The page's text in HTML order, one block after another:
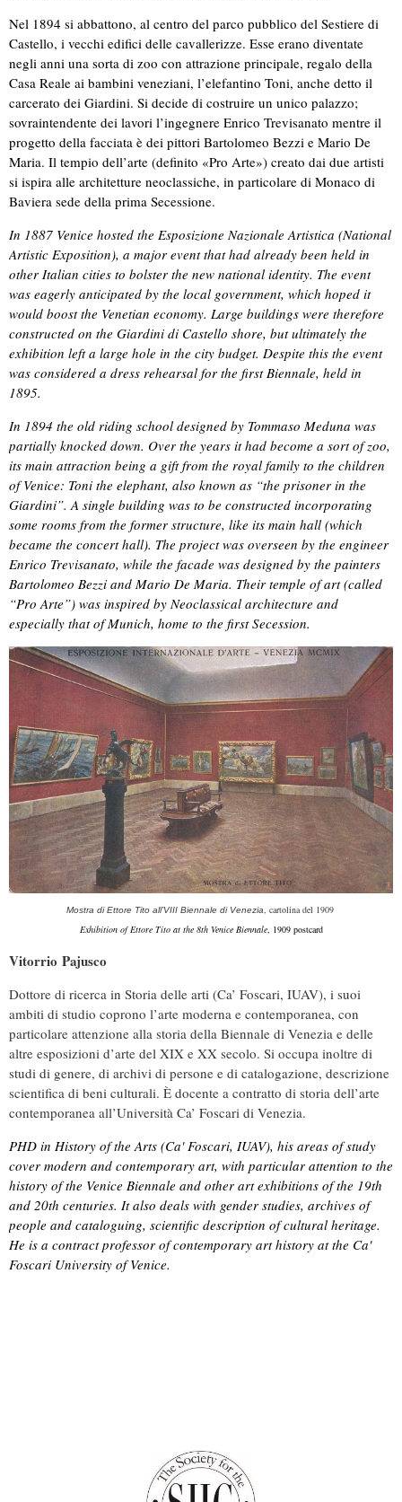
Nel 1894 si abbattono, al centro del parco pubblico del Sestiere di
Castello, i vecchi edifici delle cavallerizze. Esse erano diventate
negli anni una sorta di zoo con attrazione principale, regalo della
Casa Reale ai bambini veneziani, l’elefantino Toni, anche detto il
carcerato dei Giardini. Si decide di costruire un unico palazzo;
sovraintendente dei lavori l’ingegnere Enrico Trevisanato mentre il
progetto della facciata è dei pittori Bartolomeo Bezzi e Mario De
Maria. Il tempio dell’arte (definito «Pro Arte») creato dai due artisti
si ispira alle architetture neoclassiche, in particolare di Monaco di
Baviera sede della prima Secessione.
In 1887 Venice hosted the Esposizione Nazionale Artistica (National
Artistic Exposition), a major event that had already been held in
other Italian cities to bolster the new national identity. The event
was eagerly anticipated by the local government, which hoped it
would boost the Venetian economy. Large buildings were therefore
constructed on the Giardini di Castello shore, but ultimately the
exhibition left a large hole in the city budget. Despite this the event
was considered a dress rehearsal for the first Biennale, held in
1895.
In 1894 the old riding school designed by Tommaso Meduna was
partially knocked down. Over the years it had become a sort of zoo,
its main attraction being a gift from the royal family to the children
of Venice: Toni the elephant, also known as “the prisoner in the
Giardini”. A single building was to be constructed incorporating
some rooms from the former structure, like its main hall (which
became the concert hall). The project was overseen by the engineer
Enrico Trevisanato, while the facade was designed by the painters
Bartolomeo Bezzi and Mario De Maria. Their temple of art (called
“Pro Arte”) was inspired by Neoclassical architecture and
especially that of Munich, home to the first Secession.
Mostra di Ettore Tito all’VIII Biennale di Venezia, cartolina del 1909
Exhibition of Ettore Tito at the 8th Venice Biennale, 1909 postcard
Vitorrio Pajusco
Dottore di ricerca in Storia delle arti (Ca’ Foscari, IUAV), i suoi
ambiti di studio coprono l’arte moderna e contemporanea, con
particolare attenzione alla storia della Biennale di Venezia e delle
altre esposizioni d’arte del XIX e XX secolo. Si occupa inoltre di
studi di genere, di archivi di persone e di catalogazione, descrizione
scientifica di beni culturali. È docente a contratto di storia dell’arte
contemporanea all’Università Ca’ Foscari di Venezia.
PHD in History of the Arts (Ca' Foscari, IUAV), his areas of study
cover modern and contemporary art, with particular attention to the
history of the Venice Biennale and other art exhibitions of the 19th
and 20th centuries. It also deals with gender studies, archives of
people and cataloguing, scientific description of cultural heritage.
He is a contract professor of contemporary art history at the Ca'
Foscari University of Venice.